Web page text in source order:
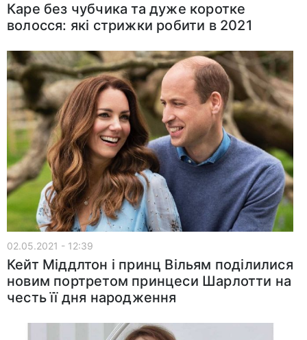
Каре без чубчика та дуже коротке
волосся: які стрижки робити в 2021
02.05.2021 - 12:39
Кейт Міддлтон і принц Вільям поділилися
новим портретом принцеси Шарлотти на
честь її дня народження